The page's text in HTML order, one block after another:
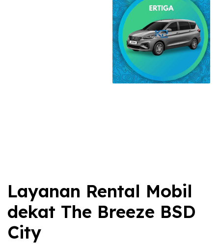
Layanan Rental Mobil
dekat The Breeze BSD
City